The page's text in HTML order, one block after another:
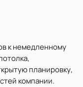
к немедленному
планировку,
компании.